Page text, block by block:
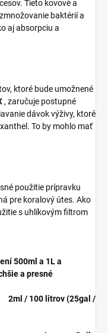
Tieto kovové a
baktérií a
aj absorpciu a
ktoré bude umožnené
, zaručuje postupné
dávok výživy, ktoré
To by mohlo mať
použitie prípravku
pre koralový útes. Ako
s uhlíkovým filtrom
500ml a 1L a
a presné
litrov (25gal /